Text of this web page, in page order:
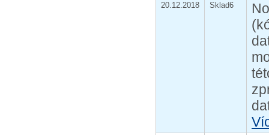
20.12.2018 Sklad6